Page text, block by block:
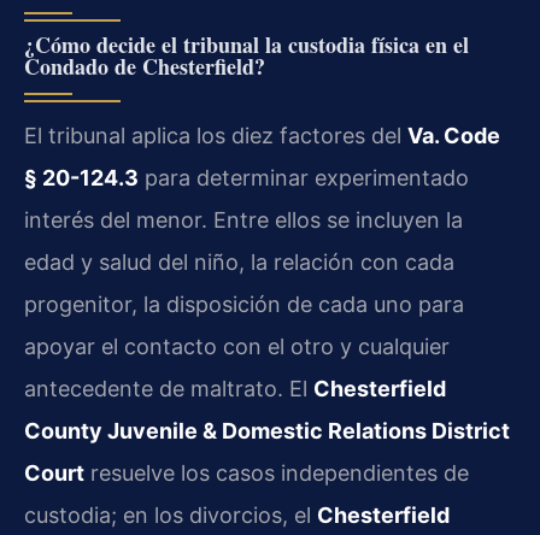
¿Cómo decide el tribunal la custodia física en el
Condado de Chesterfield?
El tribunal aplica los diez factores del Va. Code
§ 20-124.3 para determinar experimentado
interés del menor. Entre ellos se incluyen la
edad y salud del niño, la relación con cada
progenitor, la disposición de cada uno para
apoyar el contacto con el otro y cualquier
antecedente de maltrato. El Chesterfield
County Juvenile & Domestic Relations District
Court resuelve los casos independientes de
custodia; en los divorcios, el Chesterfield